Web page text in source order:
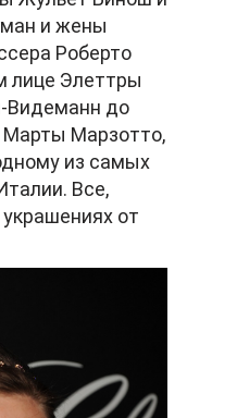
и жены
Роберто
лице Элеттры
Видеманн до
Марты Марзотто,
из самых
Все,
от